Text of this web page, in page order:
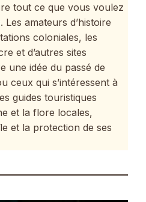
tout ce que vous voulez
amateurs d’histoire
coloniales, les
et d’autres sites
une idée du passé de
ceux qui s’intéressent à
guides touristiques
et la flore locales,
et la protection de ses